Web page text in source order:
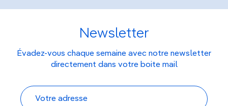
Newsletter
Évadez-vous chaque semaine avec notre newsletter
directement dans votre boite mail